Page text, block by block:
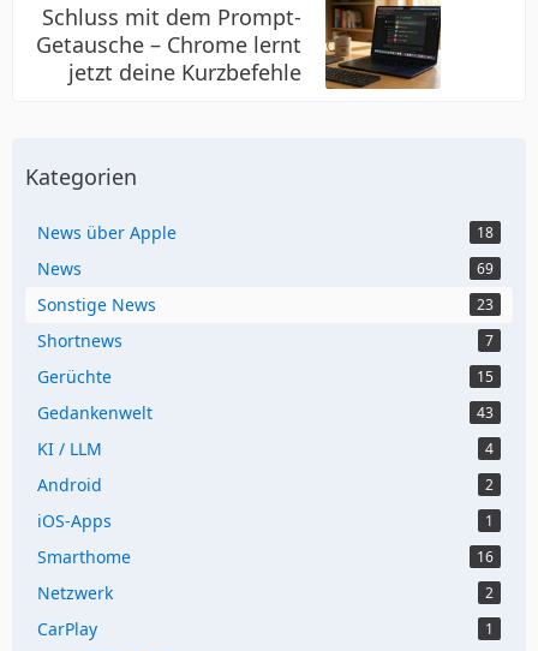
Schluss mit dem Prompt-
Getausche – Chrome lernt
jetzt deine Kurzbefehle
Kategorien
News über Apple 18
News 69
Sonstige News 23
Shortnews 7
Gerüchte 15
Gedankenwelt 43
KI / LLM 4
Android 2
iOS-Apps 1
Smarthome 16
Netzwerk 2
CarPlay 1